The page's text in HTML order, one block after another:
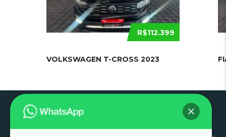
R$112.399
VOLKSWAGEN T-CROSS 2023